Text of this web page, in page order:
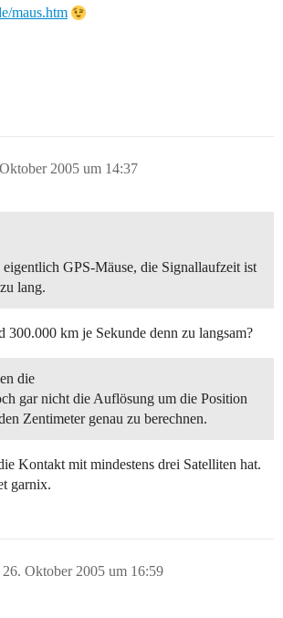
maus.htm
2005 um 14:37
GPS-Mäuse, die Signallaufzeit ist
lang.
300.000 km je Sekunde denn zu langsam?
die
gar nicht die Auflösung um die Position
Zentimeter genau zu berechnen.
Kontakt mit mindestens drei Satelliten hat.
garnix.
26. Oktober 2005 um 16:59